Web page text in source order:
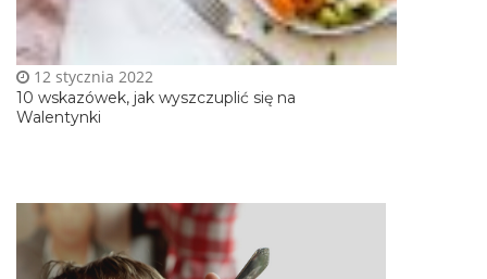
10 wskazówek, jak wyszczuplić się na
Walentynki
12 stycznia 2022